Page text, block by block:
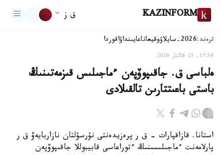
KAZINFORM ق ز
ترەند:2026-سايلاۋ وقيعاتاعايىنداۋاقوردا
17:54, 11 قاڭتار 2016
ەلباسى ق. جاقىپوۆپەن ءماجىلىس قىزمەتىنىڭ
باستى باعىتتارىن تالقىلادى
استانا. قازاقپارات - ق ر پرەزيدەنتى نۇرسۇلتان نازاربايەۆ ق ر
پارلامەنت ءماجىلىسىنىڭ ءتوراعاسى قابيبوللا جاقىپوۆپەن